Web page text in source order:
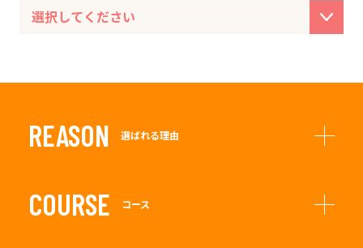
REASON 選ばれる理由
COURSE コース